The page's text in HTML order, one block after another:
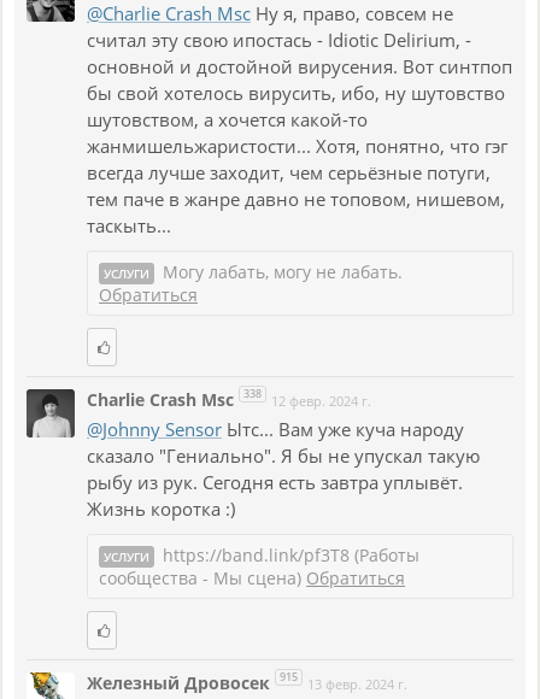
@Charlie Crash Msc Ну я, право, совсем не
считал эту свою ипостась - Idiotic Delirium, -
основной и достойной вирусения. Вот синтпоп
бы свой хотелось вирусить, ибо, ну шутовство
шутовством, а хочется какой-то
жанмишельжаристости... Хотя, понятно, что гэг
всегда лучше заходит, чем серьёзные потуги,
тем паче в жанре давно не топовом, нишевом,
таскыть...
УСЛУГИ
Могу лабать, могу не лабать.
Обратиться
Charlie Crash Msc 338 12 февр. 2024 г.
@Johnny Sensor Ытс... Вам уже куча народу
сказало "Гениально". Я бы не упускал такую
рыбу из рук. Сегодня есть завтра уплывёт.
Жизнь коротка :)
УСЛУГИ
https://band.link/pf3T8 (Работы
сообщества - Мы сцена) Обратиться
Железный Дровосек 915 13 февр. 2024 г.